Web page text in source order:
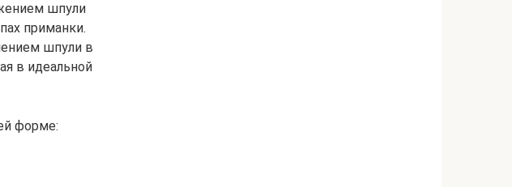
шпули
приманки.
шпули в
в идеальной
форме: